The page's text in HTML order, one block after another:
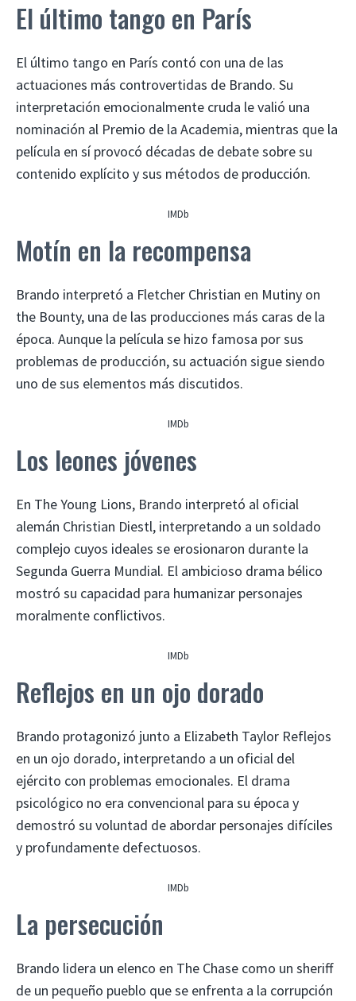
El último tango en París
El último tango en París contó con una de las
actuaciones más controvertidas de Brando. Su
interpretación emocionalmente cruda le valió una
nominación al Premio de la Academia, mientras que la
película en sí provocó décadas de debate sobre su
contenido explícito y sus métodos de producción.
IMDb
Motín en la recompensa
Brando interpretó a Fletcher Christian en Mutiny on
the Bounty, una de las producciones más caras de la
época. Aunque la película se hizo famosa por sus
problemas de producción, su actuación sigue siendo
uno de sus elementos más discutidos.
IMDb
Los leones jóvenes
En The Young Lions, Brando interpretó al oficial
alemán Christian Diestl, interpretando a un soldado
complejo cuyos ideales se erosionaron durante la
Segunda Guerra Mundial. El ambicioso drama bélico
mostró su capacidad para humanizar personajes
moralmente conflictivos.
IMDb
Reflejos en un ojo dorado
Brando protagonizó junto a Elizabeth Taylor Reflejos
en un ojo dorado, interpretando a un oficial del
ejército con problemas emocionales. El drama
psicológico no era convencional para su época y
demostró su voluntad de abordar personajes difíciles
y profundamente defectuosos.
IMDb
La persecución
Brando lidera un elenco en The Chase como un sheriff
de un pequeño pueblo que se enfrenta a la corrupción